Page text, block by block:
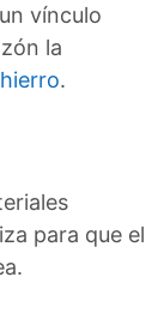
vínculo
la
.
para que el